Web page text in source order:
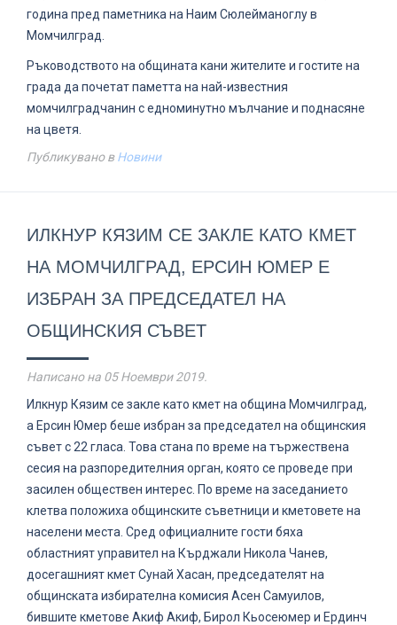
година пред паметника на Наим Сюлейманоглу в
Момчилград.
Ръководството на общината кани жителите и гостите на
града да почетат паметта на най-известния
момчилградчанин с едноминутно мълчание и поднасяне
на цветя.
Публикувано вНовини
ИЛКНУР КЯЗИМ СЕ ЗАКЛЕ КАТО КМЕТ
НА МОМЧИЛГРАД, ЕРСИН ЮМЕР Е
ИЗБРАН ЗА ПРЕДСЕДАТЕЛ НА
ОБЩИНСКИЯ СЪВЕТ
Написано на 05 Ноември 2019.
Илкнур Кязим се закле като кмет на община Момчилград,
а Ерсин Юмер беше избран за председател на общинския
съвет с 22 гласа. Това стана по време на тържествена
сесия на разпоредителния орган, която се проведе при
засилен обществен интерес. По време на заседанието
клетва положиха общинските съветници и кметовете на
населени места. Сред официалните гости бяха
областният управител на Кърджали Никола Чанев,
досегашният кмет Сунай Хасан, председателят на
общинската избирателна комисия Асен Самуилов,
бившите кметове Акиф Акиф, Бирол Кьосеюмер и Ердинч